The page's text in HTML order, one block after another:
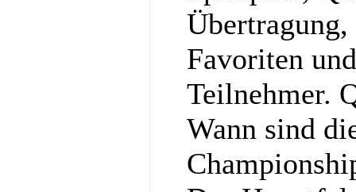
Favoriten
Teilnehmer.
Wann sind